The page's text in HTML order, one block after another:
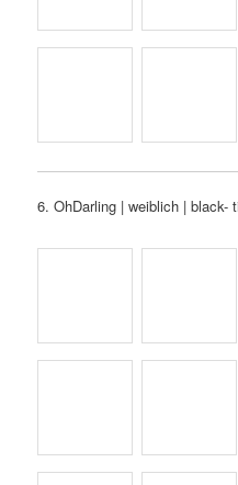
6. OhDarling | weiblich |